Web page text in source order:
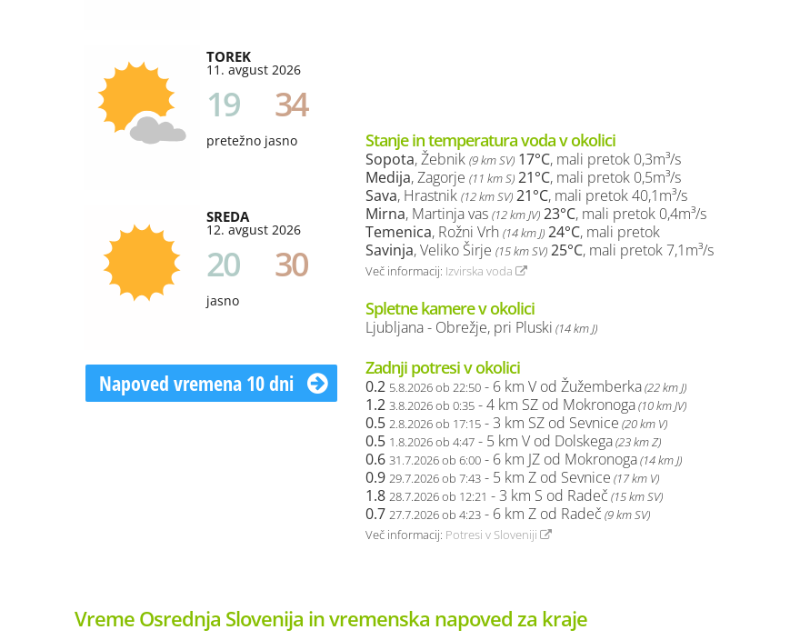
TOREK
11. avgust 2026
19 34
pretežno jasno
SREDA
12. avgust 2026
20 30
jasno
Napoved vremena 10 dni
Stanje in temperatura voda v okolici
Sopota, Žebnik (9 km SV) 17°C, mali pretok 0,3m³/s
Medija, Zagorje (11 km S) 21°C, mali pretok 0,5m³/s
Sava, Hrastnik (12 km SV) 21°C, mali pretok 40,1m³/s
Mirna, Martinja vas (12 km JV) 23°C, mali pretok 0,4m³/s
Temenica, Rožni Vrh (14 km J) 24°C, mali pretok
Savinja, Veliko Širje (15 km SV) 25°C, mali pretok 7,1m³/s
Več informacij: Izvirska voda
Spletne kamere v okolici
Ljubljana - Obrežje, pri Pluski (14 km J)
Zadnji potresi v okolici
0.2 5.8.2026 ob 22:50 - 6 km V od Žužemberka(22 km J)
1.2 3.8.2026 ob 0:35 - 4 km SZ od Mokronoga(10 km JV)
0.5 2.8.2026 ob 17:15 - 3 km SZ od Sevnice (20 km V)
0.5 1.8.2026 ob 4:47 - 5 km V od Dolskega(23 km Z)
0.6 31.7.2026 ob 6:00 - 6 km JZ od Mokronoga(14 km J)
0.9 29.7.2026 ob 7:43 - 5 km Z od Sevnice (17 km V)
1.8 28.7.2026 ob 12:21 - 3 km S od Radeč (15 km SV)
0.7 27.7.2026 ob 4:23 - 6 km Z od Radeč (9 km SV)
Več informacij: Potresi v Sloveniji
Vreme Osrednja Slovenija in vremenska napoved za kraje